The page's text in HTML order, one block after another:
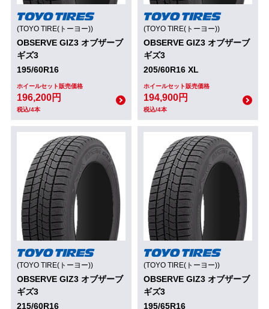
(TOYO TIRE(トーヨー))
OBSERVE GIZ3 オブザーブ
ギズ3
195/60R16
ホイールセット販売価格
196,200円
税込/4本
(TOYO TIRE(トーヨー))
OBSERVE GIZ3 オブザーブ
ギズ3
205/60R16 XL
ホイールセット販売価格
194,900円
税込/4本
(TOYO TIRE(トーヨー))
OBSERVE GIZ3 オブザーブ
ギズ3
215/60R16
(TOYO TIRE(トーヨー))
OBSERVE GIZ3 オブザーブ
ギズ3
195/65R16